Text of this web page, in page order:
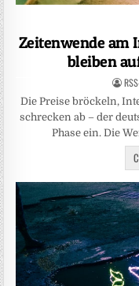
Zeitenwende am
bleiben
Die Preise bröckeln,
schrecken ab – der
Phase ein. Die